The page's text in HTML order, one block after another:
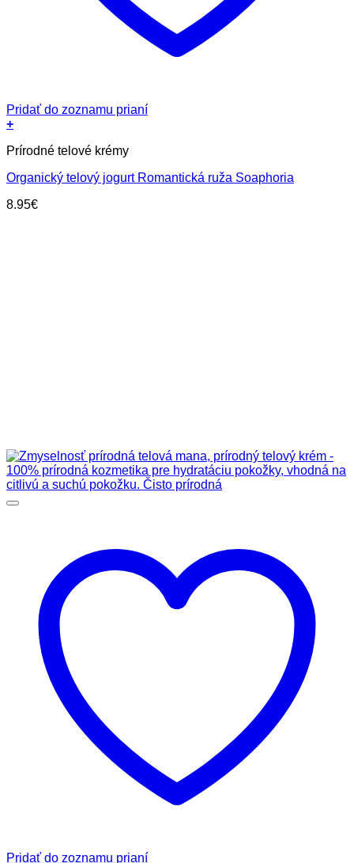
Pridať do zoznamu prianí
+
Prírodné telové krémy
Organický telový jogurt Romantická ruža Soaphoria
8.95€
Pridať do zoznamu prianí